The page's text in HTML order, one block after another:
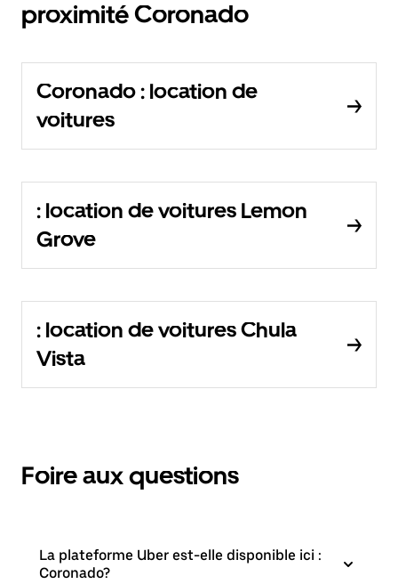
proximité Coronado
Coronado : location de
voitures
: location de voitures Lemon
Grove
: location de voitures Chula
Vista
Foire aux questions
La plateforme Uber est-elle disponible ici :
Coronado?